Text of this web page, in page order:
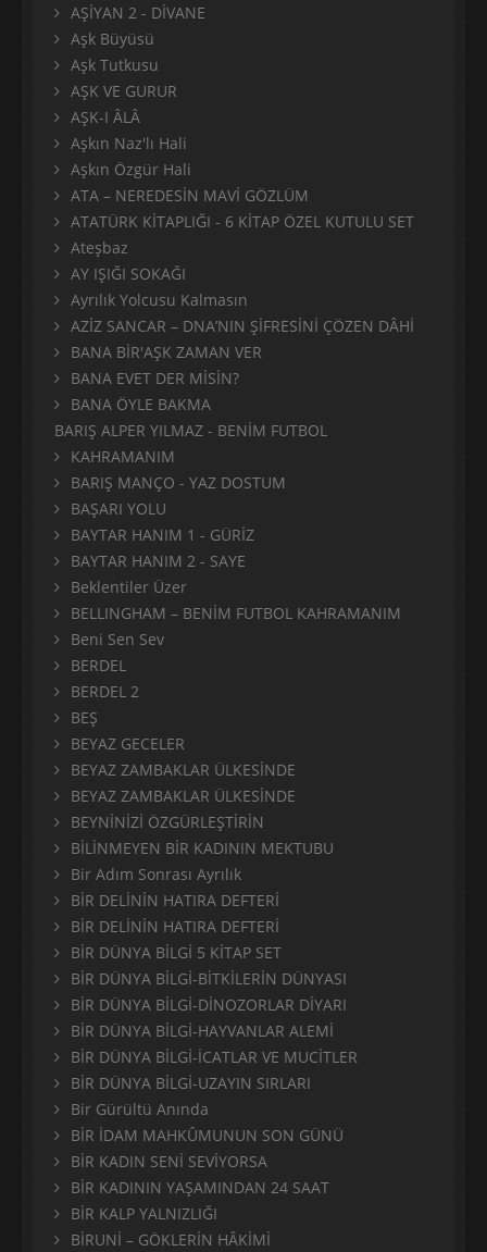
AŞİYAN 2 - DİVANE
Aşk Büyüsü
Aşk Tutkusu
AŞK VE GURUR
AŞK-I ÂLÂ
Aşkın Naz'lı Hali
Aşkın Özgür Hali
ATA – NEREDESİN MAVİ GÖZLÜM
ATATÜRK KİTAPLIĞI - 6 KİTAP ÖZEL KUTULU SET
Ateşbaz
AY IŞIĞI SOKAĞI
Ayrılık Yolcusu Kalmasın
AZİZ SANCAR – DNA’NIN ŞİFRESİNİ ÇÖZEN DÂHİ
BANA BİR'AŞK ZAMAN VER
BANA EVET DER MİSİN?
BANA ÖYLE BAKMA
BARIŞ ALPER YILMAZ - BENİM FUTBOL
KAHRAMANIM
BARIŞ MANÇO - YAZ DOSTUM
BAŞARI YOLU
BAYTAR HANIM 1 - GÜRİZ
BAYTAR HANIM 2 - SAYE
Beklentiler Üzer
BELLINGHAM – BENİM FUTBOL KAHRAMANIM
Beni Sen Sev
BERDEL
BERDEL 2
BEŞ
BEYAZ GECELER
BEYAZ ZAMBAKLAR ÜLKESİNDE
BEYAZ ZAMBAKLAR ÜLKESİNDE
BEYNİNİZİ ÖZGÜRLEŞTİRİN
BİLİNMEYEN BİR KADININ MEKTUBU
Bir Adım Sonrası Ayrılık
BİR DELİNİN HATIRA DEFTERİ
BİR DELİNİN HATIRA DEFTERİ
BİR DÜNYA BİLGİ 5 KİTAP SET
BİR DÜNYA BİLGİ-BİTKİLERİN DÜNYASI
BİR DÜNYA BİLGİ-DİNOZORLAR DİYARI
BİR DÜNYA BİLGİ-HAYVANLAR ALEMİ
BİR DÜNYA BİLGİ-İCATLAR VE MUCİTLER
BİR DÜNYA BİLGİ-UZAYIN SIRLARI
Bir Gürültü Anında
BİR İDAM MAHKÛMUNUN SON GÜNÜ
BİR KADIN SENİ SEVİYORSA
BİR KADININ YAŞAMINDAN 24 SAAT
BİR KALP YALNIZLIĞI
BİRUNİ – GÖKLERİN HÂKİMİ